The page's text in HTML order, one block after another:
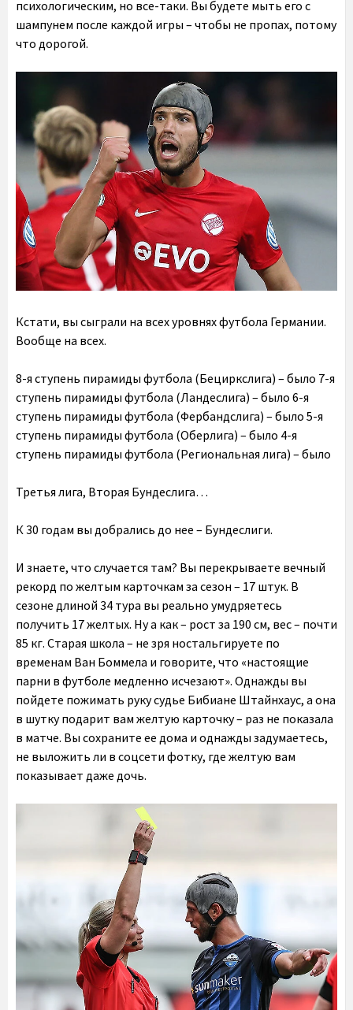
психологическим, но все-таки. Вы будете мыть его с
шампунем после каждой игры – чтобы не пропах, потому
что дорогой.
Кстати, вы сыграли на всех уровнях футбола Германии.
Вообще на всех.
8-я ступень пирамиды футбола (Бециркслига) – было 7-я
ступень пирамиды футбола (Ландеслига) – было 6-я
ступень пирамиды футбола (Фербандслига) – было 5-я
ступень пирамиды футбола (Оберлига) – было 4-я
ступень пирамиды футбола (Региональная лига) – было
Третья лига, Вторая Бундеслига…
К 30 годам вы добрались до нее – Бундеслиги.
И знаете, что случается там? Вы перекрываете вечный
рекорд по желтым карточкам за сезон – 17 штук. В
сезоне длиной 34 тура вы реально умудряетесь
получить 17 желтых. Ну а как – рост за 190 см, вес – почти
85 кг. Старая школа – не зря ностальгируете по
временам Ван Боммела и говорите, что «настоящие
парни в футболе медленно исчезают». Однажды вы
пойдете пожимать руку судье Бибиане Штайнхаус, а она
в шутку подарит вам желтую карточку – раз не показала
в матче. Вы сохраните ее дома и однажды задумаетесь,
не выложить ли в соцсети фотку, где желтую вам
показывает даже дочь.